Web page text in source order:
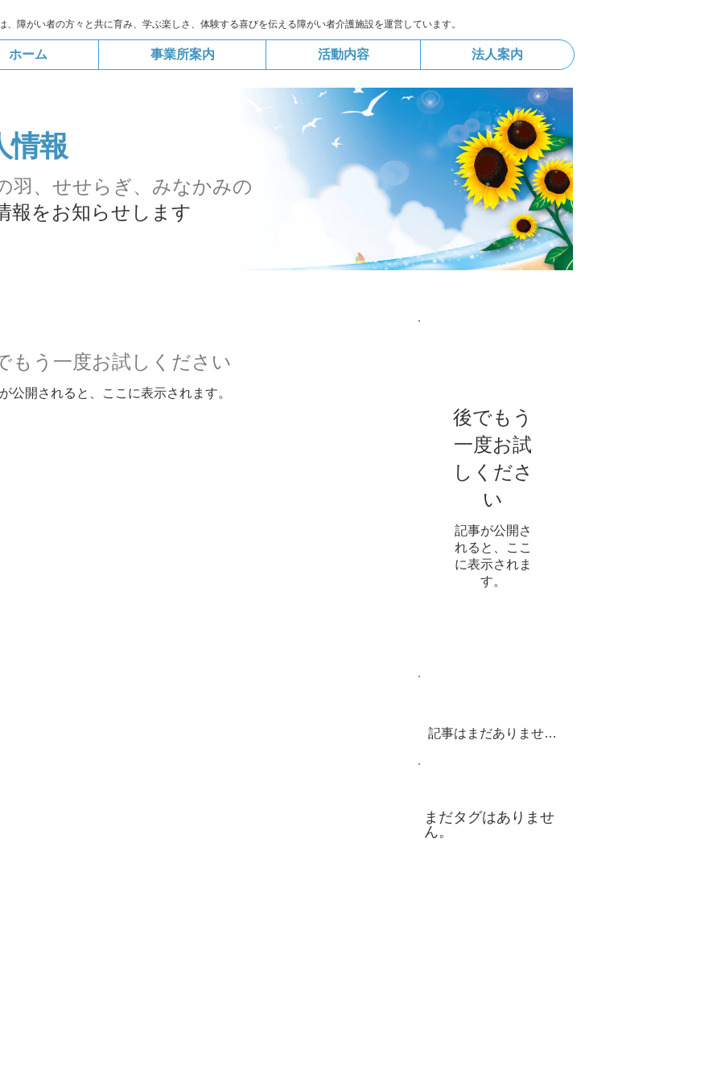
、障がい者の方々と共に育み、学ぶ楽しさ、体験する喜びを伝える障がい者介護施設を運営しています。
ホーム 事業所案内 活動内容 法人案内
情報
羽、せせらぎ、みなかみの
報をお知らせします
もう一度お試しください
公開されると、ここに表示されます。
後でもう
一度お試
しくださ
い
記事が公開さ
れると、ここ
に表示されま
す。
記事はまだありません。
まだタグはありませ
ん。